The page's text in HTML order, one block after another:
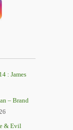
: James
– Brand
& Evil